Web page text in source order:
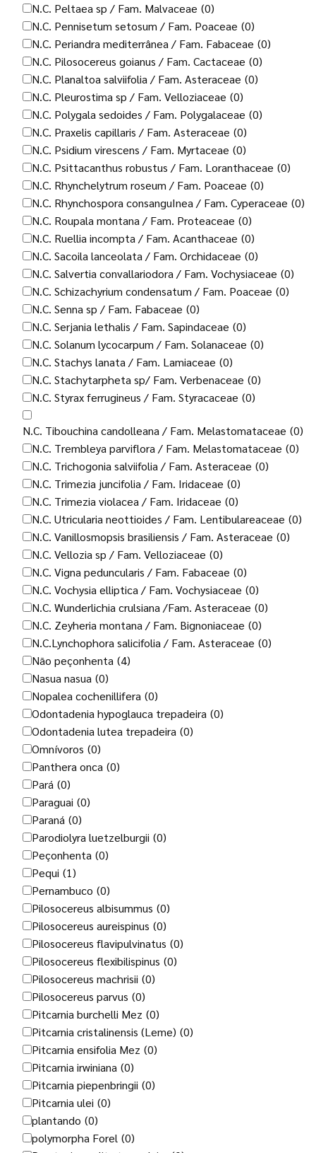
N.C. Peltaea sp / Fam. Malvaceae (0)
N.C. Pennisetum setosum / Fam. Poaceae (0)
N.C. Periandra mediterrânea / Fam. Fabaceae (0)
N.C. Pilosocereus goianus / Fam. Cactaceae (0)
N.C. Planaltoa salviifolia / Fam. Asteraceae (0)
N.C. Pleurostima sp / Fam. Velloziaceae (0)
N.C. Polygala sedoides / Fam. Polygalaceae (0)
N.C. Praxelis capillaris / Fam. Asteraceae (0)
N.C. Psidium virescens / Fam. Myrtaceae (0)
N.C. Psittacanthus robustus / Fam. Loranthaceae (0)
N.C. Rhynchelytrum roseum / Fam. Poaceae (0)
N.C. Rhynchospora consanguInea / Fam. Cyperaceae (0)
N.C. Roupala montana / Fam. Proteaceae (0)
N.C. Ruellia incompta / Fam. Acanthaceae (0)
N.C. Sacoila lanceolata / Fam. Orchidaceae (0)
N.C. Salvertia convallariodora / Fam. Vochysiaceae (0)
N.C. Schizachyrium condensatum / Fam. Poaceae (0)
N.C. Senna sp / Fam. Fabaceae (0)
N.C. Serjania lethalis / Fam. Sapindaceae (0)
N.C. Solanum lycocarpum / Fam. Solanaceae (0)
N.C. Stachys lanata / Fam. Lamiaceae (0)
N.C. Stachytarpheta sp/ Fam. Verbenaceae (0)
N.C. Styrax ferrugineus / Fam. Styracaceae (0)
N.C. Tibouchina candolleana / Fam. Melastomataceae (0)
N.C. Trembleya parviflora / Fam. Melastomataceae (0)
N.C. Trichogonia salviifolia / Fam. Asteraceae (0)
N.C. Trimezia juncifolia / Fam. Iridaceae (0)
N.C. Trimezia violacea / Fam. Iridaceae (0)
N.C. Utricularia neottioides / Fam. Lentibulareaceae (0)
N.C. Vanillosmopsis brasiliensis / Fam. Asteraceae (0)
N.C. Vellozia sp / Fam. Velloziaceae (0)
N.C. Vigna peduncularis / Fam. Fabaceae (0)
N.C. Vochysia elliptica / Fam. Vochysiaceae (0)
N.C. Wunderlichia crulsiana /Fam. Asteraceae (0)
N.C. Zeyheria montana / Fam. Bignoniaceae (0)
N.C.Lynchophora salicifolia / Fam. Asteraceae (0)
Não peçonhenta (4)
Nasua nasua (0)
Nopalea cochenillifera (0)
Odontadenia hypoglauca trepadeira (0)
Odontadenia lutea trepadeira (0)
Omnívoros (0)
Panthera onca (0)
Pará (0)
Paraguai (0)
Paraná (0)
Parodiolyra luetzelburgii (0)
Peçonhenta (0)
Pequi (1)
Pernambuco (0)
Pilosocereus albisummus (0)
Pilosocereus aureispinus (0)
Pilosocereus flavipulvinatus (0)
Pilosocereus flexibilispinus (0)
Pilosocereus machrisii (0)
Pilosocereus parvus (0)
Pitcarnia burchelli Mez (0)
Pitcarnia cristalinensis (Leme) (0)
Pitcarnia ensifolia Mez (0)
Pitcarnia irwiniana (0)
Pitcarnia piepenbringii (0)
Pitcarnia ulei (0)
plantando (0)
polymorpha Forel (0)